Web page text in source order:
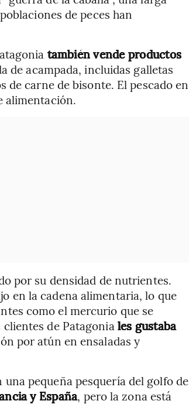
de peces han
también vende productos
de acampada, incluidas galletas
carne de bisonte. El pescado en
alimentación.
por su densidad de nutrientes.
en la cadena alimentaria, lo que
como el mercurio que se
de Patagonia les gustaba
por atún en ensaladas y
una pequeña pesquería del golfo de
y España, pero la zona está